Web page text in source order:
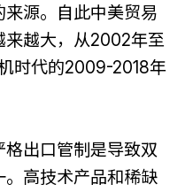
源。自此中美贸易
来越大，从2002年至
时代的2009-2018年
出口管制是导致双
高技术产品和稀缺